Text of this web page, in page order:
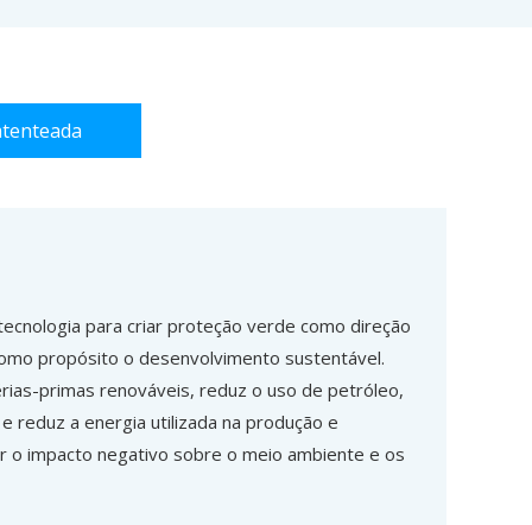
para criar proteção verde como direção
propósito o desenvolvimento sustentável.
primas renováveis, reduz o uso de petróleo,
reduz a energia utilizada na produção e
impacto negativo sobre o meio ambiente e os